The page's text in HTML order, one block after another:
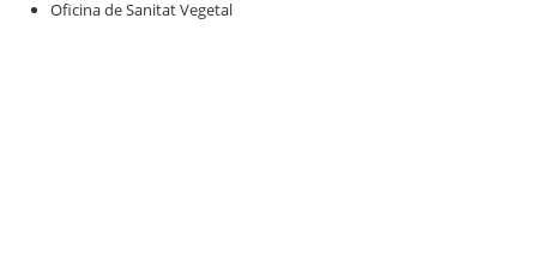
Oficina de Sanitat Vegetal